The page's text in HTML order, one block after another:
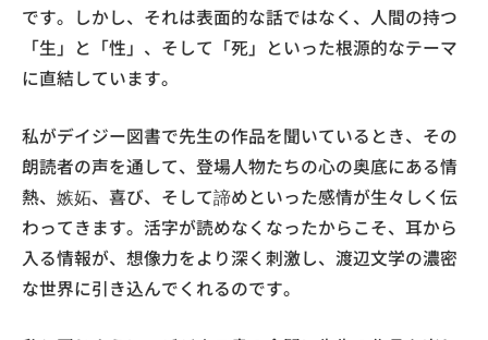
です。しかし、それは表面的な話ではなく、人間の持つ
「生」と「性」、そして「死」といった根源的なテーマ
に直結しています。
私がデイジー図書で先生の作品を聞いているとき、その
朗読者の声を通して、登場人物たちの心の奥底にある情
熱、嫉妬、喜び、そして諦めといった感情が生々しく伝
わってきます。活字が読めなくなったからこそ、耳から
入る情報が、想像力をより深く刺激し、渡辺文学の濃密
な世界に引き込んでくれるのです。